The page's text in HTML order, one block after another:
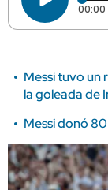
00:00
Messi tuvo un
la goleada de
Messi donó